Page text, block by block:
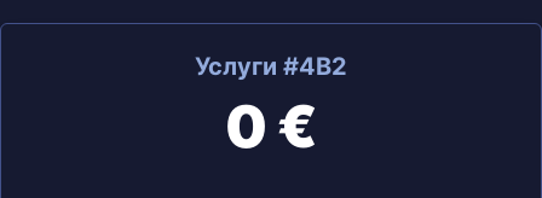
Услуги #4B2
0 €